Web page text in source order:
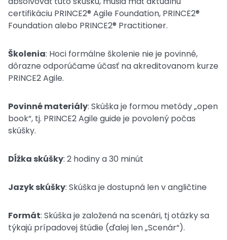
certifikáciu PRINCE2® Agile Foundation, PRINCE2®
Foundation alebo PRINCE2® Practitioner.
Školenia: Hoci formálne školenie nie je povinné,
dôrazne odporúčame účasť na akreditovanom kurze
PRINCE2 Agile.
Povinné materiály: Skúška je formou metódy „open
book“, tj. PRINCE2 Agile guide je povolený počas
skúšky.
Dĺžka skúšky: 2 hodiny a 30 minút
Jazyk skúšky: Skúška je dostupná len v angličtine
Formát: Skúška je založená na scenári, tj otázky sa
týkajú prípadovej štúdie (ďalej len „Scenár“).